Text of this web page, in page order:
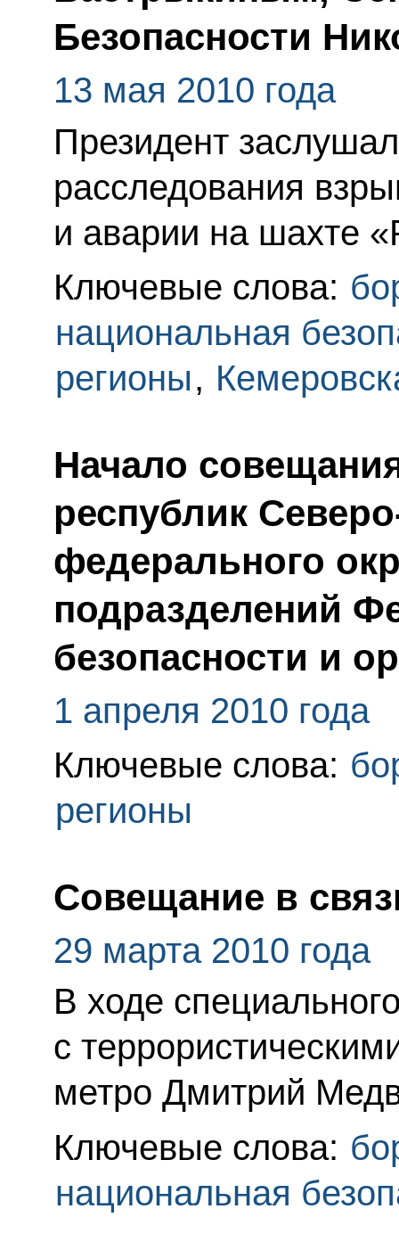
Безопасности
13 мая 2010 года
Президент
расследования
и аварии на шахте
Ключевые слова:
национальная
регионы,
Начало
республик
федерального
подразделений
безопасности и
1 апреля 2010 года
Ключевые слова:
регионы
Совещание в
29 марта 2010 года
В ходе
с
метро Дмитрий
Ключевые слова:
национальная